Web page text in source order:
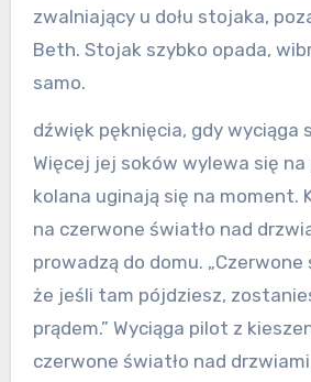
zwalniający u dołu stojaka,
Beth. Stojak szybko opada,
samo.
dźwięk pęknięcia, gdy wyciąga
Więcej jej soków wylewa się na
kolana uginają się na moment.
na czerwone światło nad
prowadzą do domu. „Czerwone
że jeśli tam pójdziesz,
prądem.” Wyciąga pilot z
czerwone światło nad